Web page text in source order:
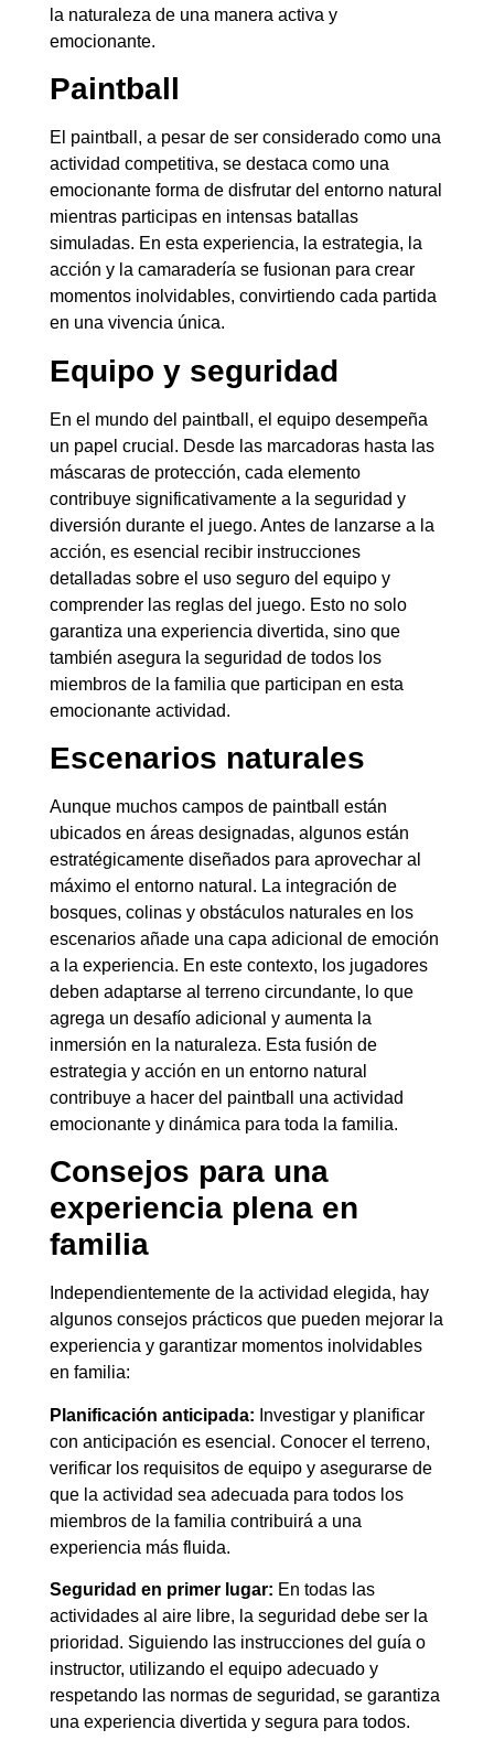
la naturaleza de una manera activa y
emocionante.
Paintball
El paintball, a pesar de ser considerado como una
actividad competitiva, se destaca como una
emocionante forma de disfrutar del entorno natural
mientras participas en intensas batallas
simuladas. En esta experiencia, la estrategia, la
acción y la camaradería se fusionan para crear
momentos inolvidables, convirtiendo cada partida
en una vivencia única.
Equipo y seguridad
En el mundo del paintball, el equipo desempeña
un papel crucial. Desde las marcadoras hasta las
máscaras de protección, cada elemento
contribuye significativamente a la seguridad y
diversión durante el juego. Antes de lanzarse a la
acción, es esencial recibir instrucciones
detalladas sobre el uso seguro del equipo y
comprender las reglas del juego. Esto no solo
garantiza una experiencia divertida, sino que
también asegura la seguridad de todos los
miembros de la familia que participan en esta
emocionante actividad.
Escenarios naturales
Aunque muchos campos de paintball están
ubicados en áreas designadas, algunos están
estratégicamente diseñados para aprovechar al
máximo el entorno natural. La integración de
bosques, colinas y obstáculos naturales en los
escenarios añade una capa adicional de emoción
a la experiencia. En este contexto, los jugadores
deben adaptarse al terreno circundante, lo que
agrega un desafío adicional y aumenta la
inmersión en la naturaleza. Esta fusión de
estrategia y acción en un entorno natural
contribuye a hacer del paintball una actividad
emocionante y dinámica para toda la familia.
Consejos para una
experiencia plena en
familia
Independientemente de la actividad elegida, hay
algunos consejos prácticos que pueden mejorar la
experiencia y garantizar momentos inolvidables
en familia:
Planificación anticipada: Investigar y planificar
con anticipación es esencial. Conocer el terreno,
verificar los requisitos de equipo y asegurarse de
que la actividad sea adecuada para todos los
miembros de la familia contribuirá a una
experiencia más fluida.
Seguridad en primer lugar: En todas las
actividades al aire libre, la seguridad debe ser la
prioridad. Siguiendo las instrucciones del guía o
instructor, utilizando el equipo adecuado y
respetando las normas de seguridad, se garantiza
una experiencia divertida y segura para todos.